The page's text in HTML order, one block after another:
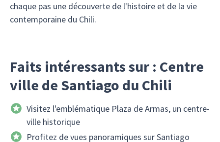
chaque pas une découverte de l'histoire et de la vie
contemporaine du Chili.
Faits intéressants sur : Centre
ville de Santiago du Chili
Visitez l'emblématique Plaza de Armas, un centre-
ville historique
Profitez de vues panoramiques sur Santiago